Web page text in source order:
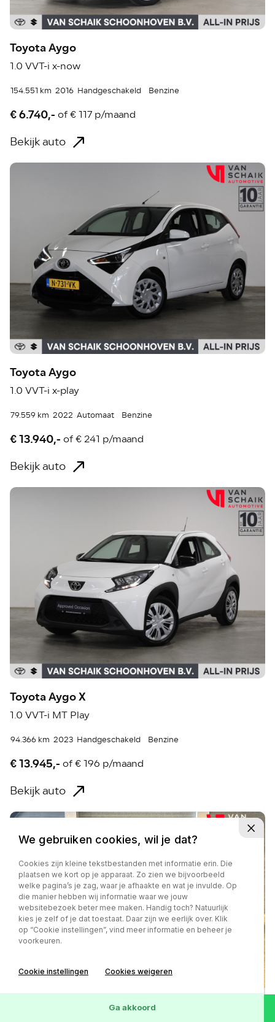
Toyota Aygo
1.0 VVT-i x-now
154.551 km 2016 Handgeschakeld Benzine
€ 6.740,- of€ 117 p/maand
Bekijk auto
Toyota Aygo
1.0 VVT-i x-play
79.559 km 2022 Automaat Benzine
€ 13.940,- of€ 241 p/maand
Bekijk auto
Toyota Aygo X
1.0 VVT-i MT Play
94.366 km 2023 Handgeschakeld Benzine
€ 13.945,- of€ 196 p/maand
Bekijk auto
We gebruiken cookies, wil je dat?
Cookies zijn kleine tekstbestanden met informatie erin. Die
plaatsen we kort op je apparaat. Zo zien we bijvoorbeeld
welke pagina’s je zag, waar je afhaakte en wat je invulde. Op
die manier hebben wij informatie waar we jouw
websitebezoek beter mee maken. Handig toch? Natuurlijk
kies je zelf of je dat toestaat. Daar zijn we eerlijk over. Klik
op “Cookie instellingen”, vind meer informatie en beheer je
voorkeuren.
Cookie instellingen Cookies weigeren
Ga akkoord